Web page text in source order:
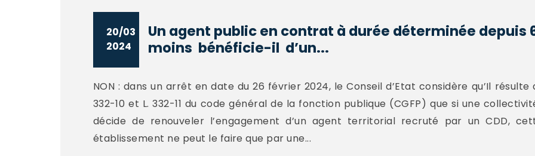
20/03
2024
Un agent public en contrat à durée déterminée depuis
moins bénéficie-il d’un...
NON : dans un arrêt en date du 26 février 2024, le Conseil d’Etat considère qu’Il résulte
332-10 et L. 332-11 du code général de la fonction publique (CGFP) que si une
décide de renouveler l’engagement d’un agent territorial recruté par un CDD,
établissement ne peut le faire que par une...